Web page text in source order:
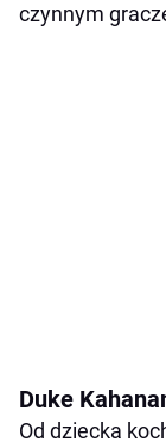
czynnym
Duke
Od dziecka